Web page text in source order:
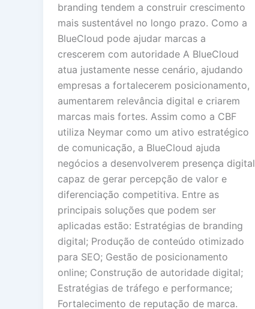
branding tendem a construir crescimento
mais sustentável no longo prazo. Como a
BlueCloud pode ajudar marcas a
crescerem com autoridade A BlueCloud
atua justamente nesse cenário, ajudando
empresas a fortalecerem posicionamento,
aumentarem relevância digital e criarem
marcas mais fortes. Assim como a CBF
utiliza Neymar como um ativo estratégico
de comunicação, a BlueCloud ajuda
negócios a desenvolverem presença digital
capaz de gerar percepção de valor e
diferenciação competitiva. Entre as
principais soluções que podem ser
aplicadas estão: Estratégias de branding
digital; Produção de conteúdo otimizado
para SEO; Gestão de posicionamento
online; Construção de autoridade digital;
Estratégias de tráfego e performance;
Fortalecimento de reputação de marca.